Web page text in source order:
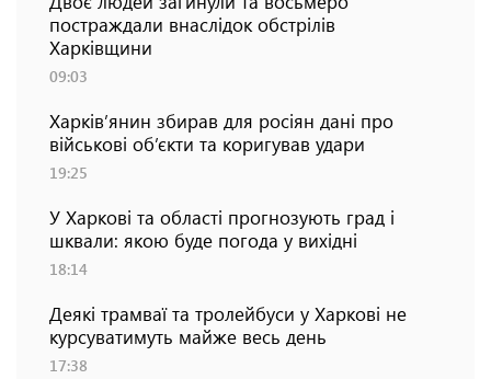
постраждали внаслідок обстрілів
Харківщини
09:03
Харків’янин збирав для росіян дані про
військові об’єкти та коригував удари
19:25
У Харкові та області прогнозують град і
шквали: якою буде погода у вихідні
18:14
Деякі трамваї та тролейбуси у Харкові не
курсуватимуть майже весь день
17:38